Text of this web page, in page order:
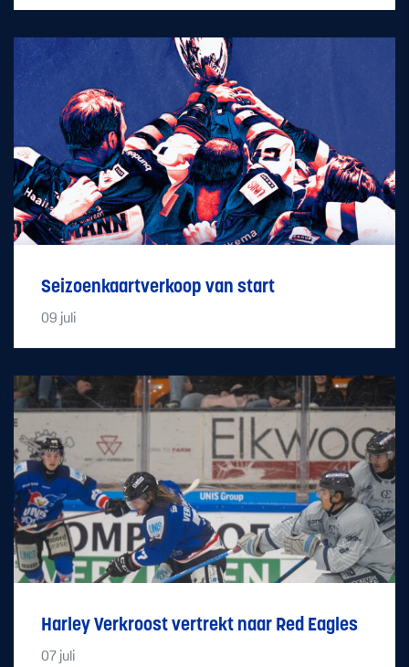
Seizoenkaartverkoop van start
09 juli
Harley Verkroost vertrekt naar Red Eagles
07 juli